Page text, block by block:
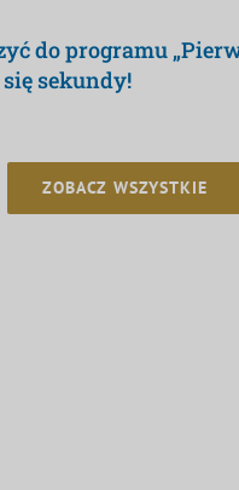
do programu
sekundy!
ZOBACZ WSZYSTKIE